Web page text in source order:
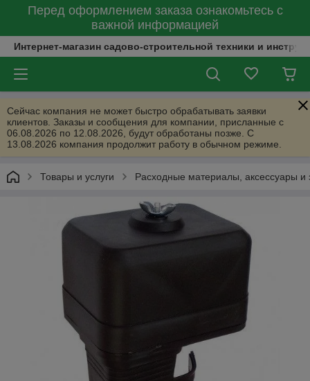
Перед оформлением заказа ознакомьтесь с
важной информацией
Интернет-магазин садово-строительной техники и
Сейчас компания не может быстро обрабатывать заявки
клиентов. Заказы и сообщения для компании, присланные с
06.08.2026 по 12.08.2026, будут обработаны позже. С
13.08.2026 компания продолжит работу в обычном режиме.
Товары и услуги Расходные материалы, аксессуары и